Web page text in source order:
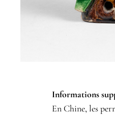
Informations
En Chine, les